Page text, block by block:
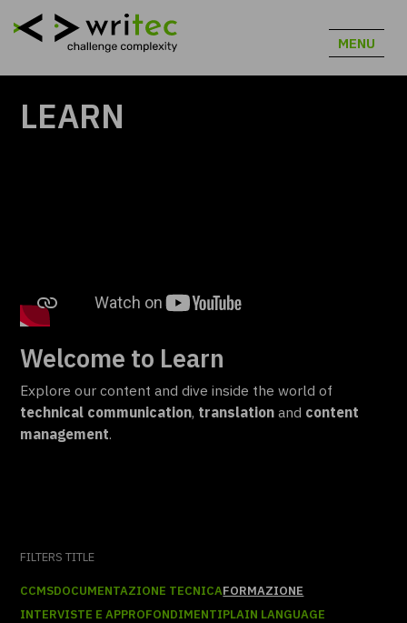
MENU
LEARN
Welcome to Learn
Explore our content and dive inside the world of
technical communication, translation and content
management.
FILTERS TITLE
CCMSDOCUMENTAZIONE TECNICAFORMAZIONE
INTERVISTE E APPROFONDIMENTIPLAIN LANGUAGE